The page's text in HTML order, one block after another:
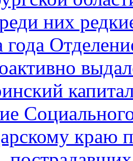
них
года
краю